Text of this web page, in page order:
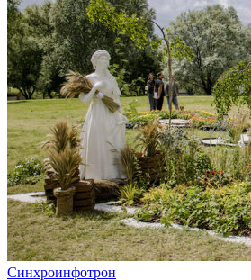
Синхроинфотрон